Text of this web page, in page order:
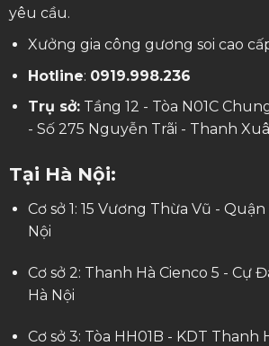
yêu cầu.
Xưởng gia công gương soi cao
Hotline: 0919.998.236
Trụ sở:Tầng 12 - Tòa N01C
- Số 275 Nguyễn Trãi - Thanh
Tại Hà Nội:
Cơ sở 1: 15 Vương Thừa Vũ -
Nội
Cơ sở 2: Thanh Hà Cienco 5 - Cự
Hà Nội
Cơ sở 3: Tòa HH01B - KDT Thanh